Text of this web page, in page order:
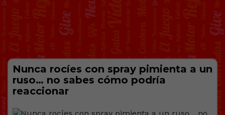
Nunca rocíes con spray pimienta a un
ruso… no sabes cómo podría
reaccionar